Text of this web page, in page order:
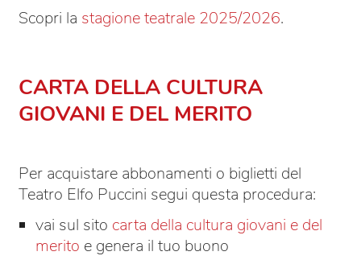
Scopri la stagione teatrale 2025/2026.
CARTA DELLA CULTURA
GIOVANI E DEL MERITO
Per acquistare abbonamenti o biglietti del
Teatro Elfo Puccini segui questa procedura:
vai sul sito carta della cultura giovani e del
merito e genera il tuo buono